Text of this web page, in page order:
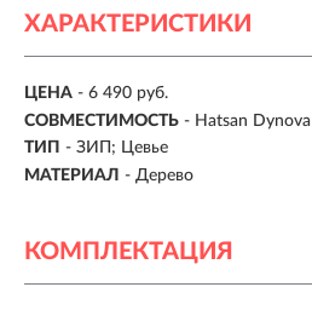
ХАРАКТЕРИСТИКИ
ЦЕНА - 6 490 руб.
СОВМЕСТИМОСТЬ - Hatsan Dynova
ТИП - ЗИП; Цевье
МАТЕРИАЛ - Дерево
КОМПЛЕКТАЦИЯ